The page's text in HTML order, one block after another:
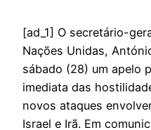
[ad_1] O secretário-
Nações Unidas,
sábado (28) um apelo
imediata das
novos ataques
Israel e Irã. Em